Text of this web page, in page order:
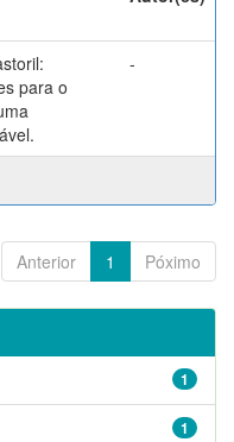
para o
-
Anterior 1 Póximo
1
1